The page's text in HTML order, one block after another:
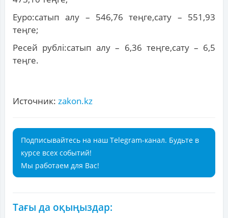
Еуро:сатып алу – 546,76 теңге,сату – 551,93
теңге;
Ресей рублі:сатып алу – 6,36 теңге,сату – 6,5
теңге.
Источник: zakon.kz
Подписывайтесь на наш Telegram-канал. Будьте в
курсе всех событий!
Мы работаем для Вас!
Тағы да оқыңыздар: